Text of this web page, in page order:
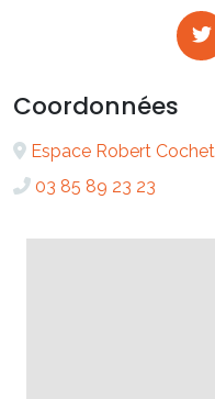
Coordonnées
Espace Robert Cochet
03 85 89 23 23